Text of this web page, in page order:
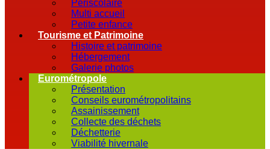
Périscolaire
Multi accueil
Petite enfance
Tourisme et Patrimoine
Histoire et patrimoine
Hébergement
Galerie photos
Eurométropole
Présentation
Conseils eurométropolitains
Assainissement
Collecte des déchets
Déchetterie
Viabilité hivernale